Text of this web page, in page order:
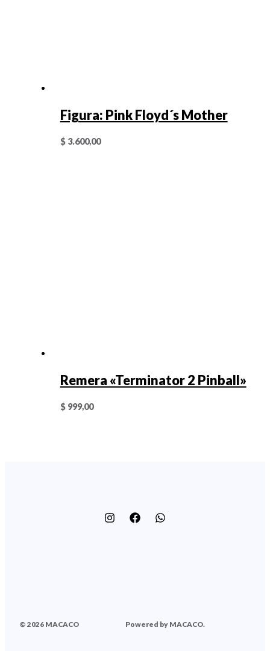
Figura: Pink Floyd´s Mother
$3.600,00
Remera «Terminator 2 Pinball»
$999,00
© 2026 MACACO Powered by MACACO.